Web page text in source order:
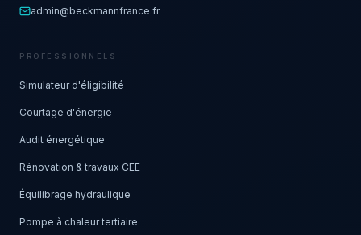
admin@beckmannfrance.fr
PROFESSIONNELS
Simulateur d'éligibilité
Courtage d'énergie
Audit énergétique
Rénovation & travaux CEE
Équilibrage hydraulique
Pompe à chaleur tertiaire